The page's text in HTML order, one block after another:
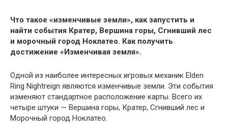
Что такое «изменчивые земли», как запустить и
найти события Кратер, Вершина горы, Сгнивший лес
и морочный город Ноклатео. Как получить
достижение «Изменчивая земля».
Одной из наиболее интересных игровых механик Elden
Ring Nightreign являются изменчивые земли. Эти события
изменяют стандартное расположение карты. Всего их
четыре штуки — Вершина горы, Кратер, Сгнивший лес и
Морочный город Ноклатео.